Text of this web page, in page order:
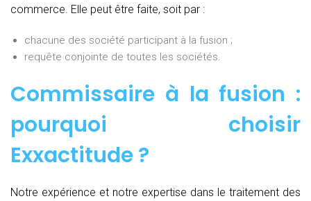
commerce. Elle peut être faite, soit par :
chacune des société participant à la fusion ;
requête conjointe de toutes les sociétés.
Commissaire à la fusion :
pourquoi choisir
Exxactitude ?
Notre expérience et notre expertise dans le traitement des